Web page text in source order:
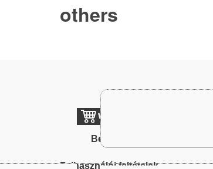
others
Belépés
Felhasználói feltételek